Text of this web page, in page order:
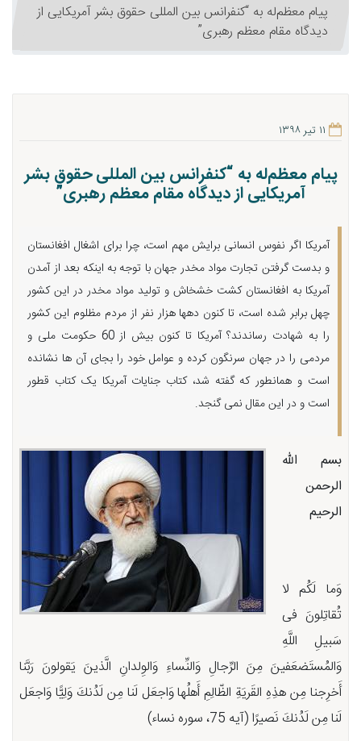
پیام معظم‌له به “کنفرانس بین المللی حقوق بشر آمریکایی از
دیدگاه مقام معظم رهبری”
۱۱ تیر ۱۳۹۸
پیام معظم‌له به “کنفرانس بین المللی حقوق بشر
آمریکایی از دیدگاه مقام معظم رهبری”
آمریکا اگر نفوس انسانی برایش مهم است، چرا برای اشغال افغانستان
و بدست گرفتن تجارت مواد مخدر جهان با توجه به اینکه بعد از آمدن
آمریکا به افغانستان کشت خشخاش و تولید مواد مخدر در این کشور
چهل برابر شده است، تا کنون دهها هزار نفر از مردم مظلوم این کشور
را به شهادت رساندند؟ آمریکا تا کنون بیش از 60 حکومت ملی و
مردمی را در جهان سرنگون کرده و عوامل خود را بجای آن ها نشانده
است و همانطور که گفته شد، کتاب جنایات آمریکا یک کتاب قطور
است و در این مقال نمی گنجد.
بسم الله
الرحمن
الرحیم
وَما لَكُم لا
تُقاتِلونَ فی
سَبیلِ اللَّهِ
وَالمُستَضعَفینَ مِنَ الرِّجالِ وَالنِّساءِ وَالوِلدانِ الَّذینَ یَقولونَ رَبَّنا
أَخرِجنا مِن هذِهِ القَریَةِ الظّالِمِ أَهلُها وَاجعَل لَنا مِن لَدُنكَ وَلِیًّا وَاجعَل
لَنا مِن لَدُنكَ نَصیرًا (آیه 75، سوره نساء)